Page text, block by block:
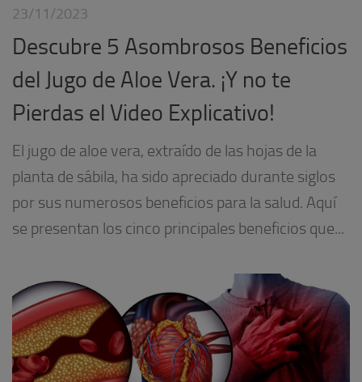
23/11/2023
Descubre 5 Asombrosos Beneficios
del Jugo de Aloe Vera. ¡Y no te
Pierdas el Video Explicativo!
El jugo de aloe vera, extraído de las hojas de la
planta de sábila, ha sido apreciado durante siglos
por sus numerosos beneficios para la salud. Aquí
se presentan los cinco principales beneficios que...